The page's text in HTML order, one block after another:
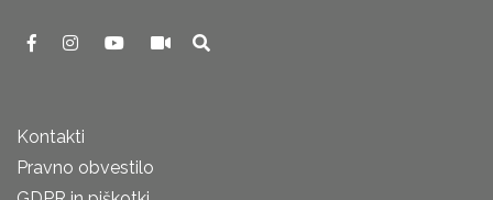
Kontakti
Pravno obvestilo